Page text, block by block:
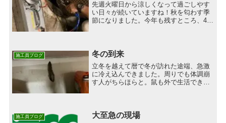
先週火曜日から涼しくなって過ごしやす
い日々が続いていますね！秋を匂わす季
節になりました。今年も残すところ、4ヶ
い様に進めていかなければ...
施工員ブログ 冬の到来
立冬を越えて暦で冬が訪れた途端、急激
に冷え込んできました。周りでも体調崩
す人がちらほらと。鼠も外で生活できな
んできます。皆様の周りで食...
施工員ブログ 大至急の現場